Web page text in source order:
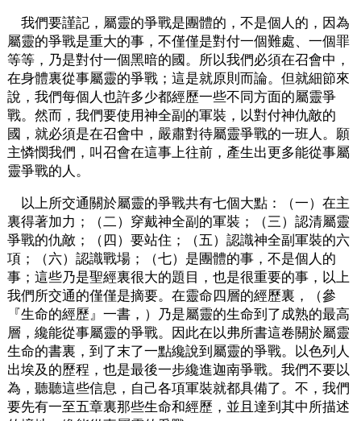
我們要謹記，屬靈的爭戰是團體的，不是個人的，因為
屬靈的爭戰是重大的事，不僅僅是對付一個難處、一個罪
等等，乃是對付一個黑暗的國。所以我們必須在召會中，
在身體裏從事屬靈的爭戰；這是就原則而論。但就細節來
說，我們每個人也許多少都經歷一些不同方面的屬靈爭
戰。然而，我們要使用神全副的軍裝，以對付神仇敵的
國，就必須是在召會中，嚴肅對待屬靈爭戰的一班人。願
主憐憫我們，叫召會在這事上往前，產生出更多能從事屬
靈爭戰的人。
以上所交通關於屬靈的爭戰共有七個大點：（一）在主
裏得著加力；（二）穿戴神全副的軍裝；（三）認清屬靈
爭戰的仇敵；（四）要站住；（五）認識神全副軍裝的六
項；（六）認識戰場；（七）是團體的事，不是個人的
事；這些乃是聖經裏很大的題目，也是很重要的事，以上
我們所交通的僅僅是摘要。在靈命四層的經歷裏，（參
『生命的經歷』一書，）乃是屬靈的生命到了成熟的最高
層，纔能從事屬靈的爭戰。因此在以弗所書這卷關於屬靈
生命的書裏，到了末了一點纔說到屬靈的爭戰。以色列人
出埃及的歷程，也是最後一步纔進迦南爭戰。我們不要以
為，聽聽這些信息，自己各項軍裝就都具備了。不，我們
要先有一至五章裏那些生命和經歷，並且達到其中所描述